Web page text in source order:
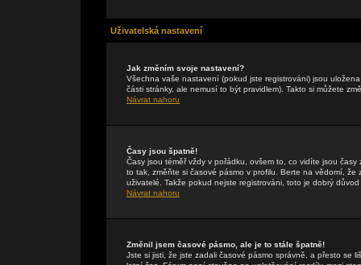
Uživatelská nastavení
Jak změním svoje nastavení?
Všechna vaše nastavení (pokud jste registrováni) jsou
části stránky, ale nemusí to být pravidlem). Takto si můžete
Návrat nahoru
Časy jsou špatně!
Časy jsou téměř vždy v pořádku, ovšem to, co vidíte jsou
to tak, změňte si časové pásmo v profilu. Berte na vědomí,
uživatelé. Takže pokud nejste registrováni, toto je dobrý
Návrat nahoru
Změnil jsem časové pásmo, ale je to stále špatně!
Jste si jisti, že jste zadali časové pásmo správně, a přesto